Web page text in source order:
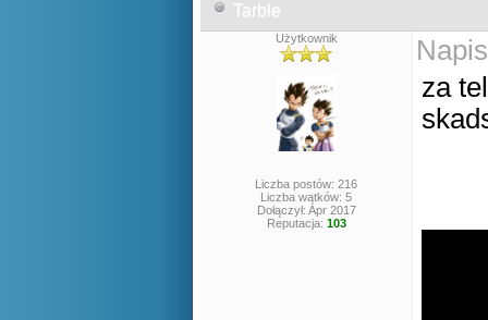
Tarble
Użytkownik
Liczba postów: 216
Liczba wątków: 5
Dołączył: Apr 2017
Reputacja: 103
za